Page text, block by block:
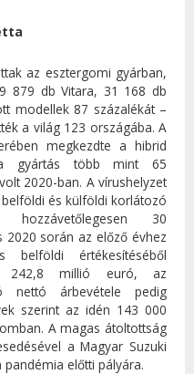
az esztergomi gyárban,
879 db Vitara, 31 168 db
modellek 87 százalékát –
a világ 123 országába. A
megkezdte a hibrid
a gyártás több mint 65
2020-ban. A vírushelyzet
és külföldi korlátozó
hozzávetőlegesen 30
2020 során az előző évhez
belföldi értékesítéséből
242,8 millió euró, az
nettó árbevétele pedig
szerint az idén 143 000
A magas átoltottság
a Magyar Suzuki
előtti pályára.